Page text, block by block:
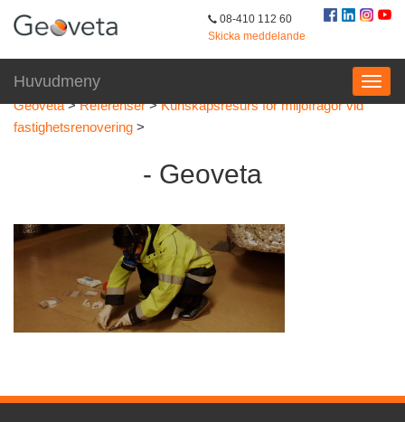
08-410 112 60
Skicka meddelande
Huvudmeny
Geoveta>Referenser>Kunskapsresurs för miljöfrågor vid
fastighetsrenovering >
- Geoveta